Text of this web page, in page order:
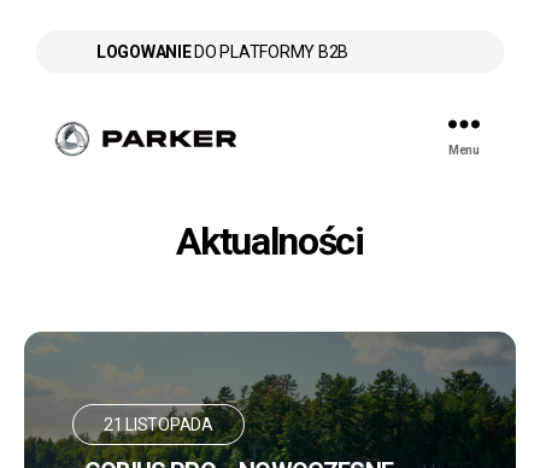
LOGOWANIEDO PLATFORMY B2B
Menu
Aktualności
21 LISTOPADA